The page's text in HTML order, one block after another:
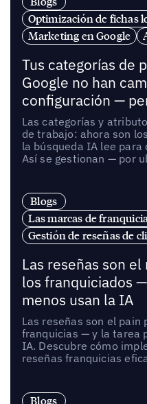
Optimización de fichas
Marketing en Google
Tus categorías de
Google no han
configuración —
Las categorías y
de trabajo: ahora son
la búsqueda IA lee
Así se gestionan — por
Blogs
Las marcas de franquicia
Gestión de reseñas de
Las reseñas son
los franquiciados
menos usan la IA
Las reseñas son el pain
franquicias — y la tarea
IA. Descubre cómo
reseñas franquicias
Blogs